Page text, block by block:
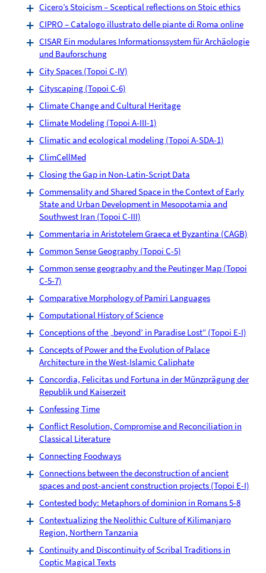
Cicero’s Stoicism – Sceptical reflections on Stoic ethics
CIPRO – Catalogo illustrato delle piante di Roma online
CISAR Ein modulares Informationssystem für Archäologie
und Bauforschung
City Spaces (Topoi C-IV)
Cityscaping (Topoi C-6)
Climate Change and Cultural Heritage
Climate Modeling (Topoi A-III-1)
Climatic and ecological modeling (Topoi A-SDA-1)
ClimCellMed
Closing the Gap in Non-Latin-Script Data
Commensality and Shared Space in the Context of Early
State and Urban Development in Mesopotamia and
Southwest Iran (Topoi C-III)
Commentaria in Aristotelem Graeca et Byzantina (CAGB)
Common Sense Geography (Topoi C-5)
Common sense geography and the Peutinger Map (Topoi
C-5-7)
Comparative Morphology of Pamiri Languages
Computational History of Science
Conceptions of the „beyond’ in Paradise Lost“ (Topoi E-I)
Concepts of Power and the Evolution of Palace
Architecture in the West-Islamic Caliphate
Concordia, Felicitas und Fortuna in der Münzprägung der
Republik und Kaiserzeit
Confessing Time
Conflict Resolution, Compromise and Reconciliation in
Classical Literature
Connecting Foodways
Connections between the deconstruction of ancient
spaces and post-ancient construction projects (Topoi E-I)
Contested body: Metaphors of dominion in Romans 5-8
Contextualizing the Neolithic Culture of Kilimanjaro
Region, Northern Tanzania
Continuity and Discontinuity of Scribal Traditions in
Coptic Magical Texts